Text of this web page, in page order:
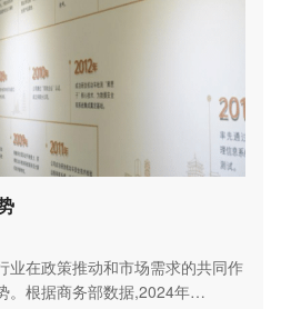
业在政策推动和市场需求的共同作
。根据商务部数据,2024年…